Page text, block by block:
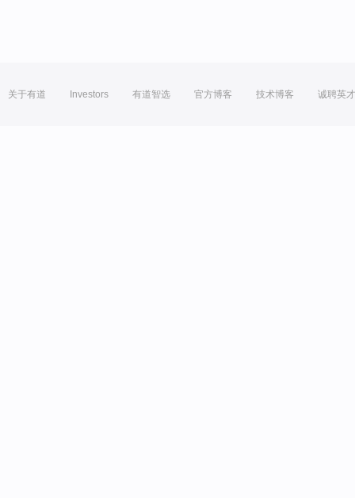
关于有道 Investors 有道智选 官方博客 技术博客 诚聘英才